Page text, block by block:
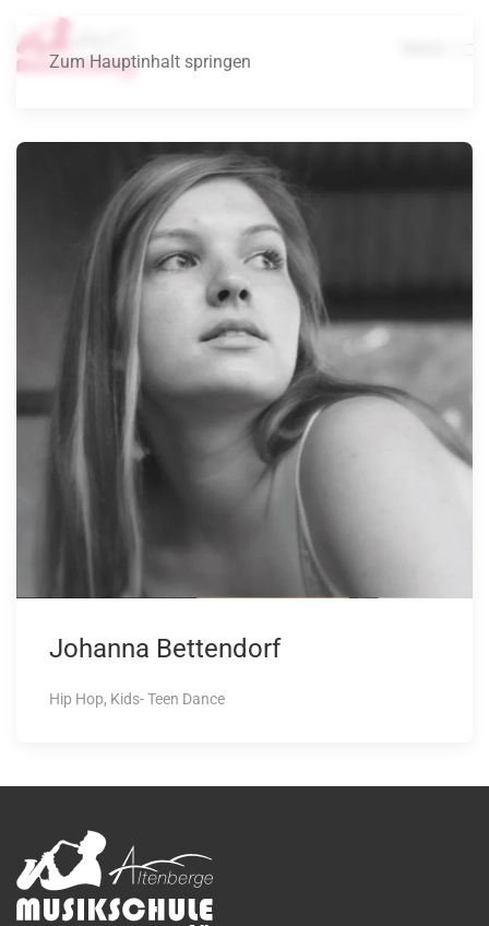
Zum Hauptinhalt springen
Johanna Bettendorf
Hip Hop, Kids- Teen Dance